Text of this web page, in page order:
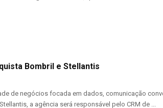
Bombril e Stellantis
de negócios focada em dados, comunicação
a agência será responsável pelo CRM de ...